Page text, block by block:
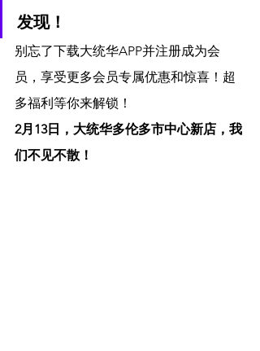
发现！
别忘了下载大统华APP并注册成为会
员，享受更多会员专属优惠和惊喜！超
多福利等你来解锁！
2月13日，大统华多伦多市中心新店，我
们不见不散！